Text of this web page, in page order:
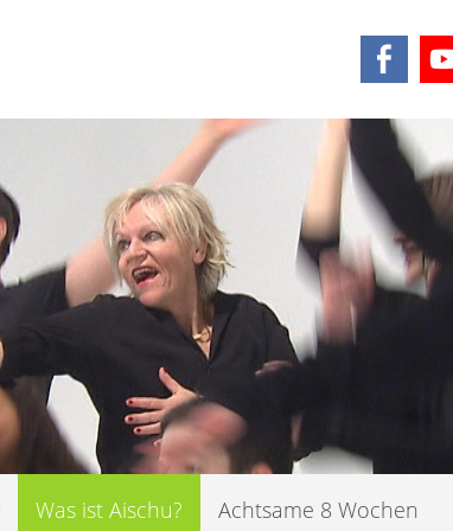
Was ist Aischu? Achtsame 8 Wochen